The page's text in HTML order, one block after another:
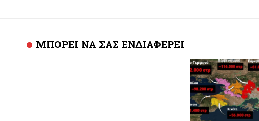
ΜΠΟΡΕΙ ΝΑ ΣΑΣ ΕΝΔΙΑΦΕΡΕΙ